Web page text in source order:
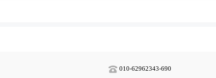
010-62962343-690